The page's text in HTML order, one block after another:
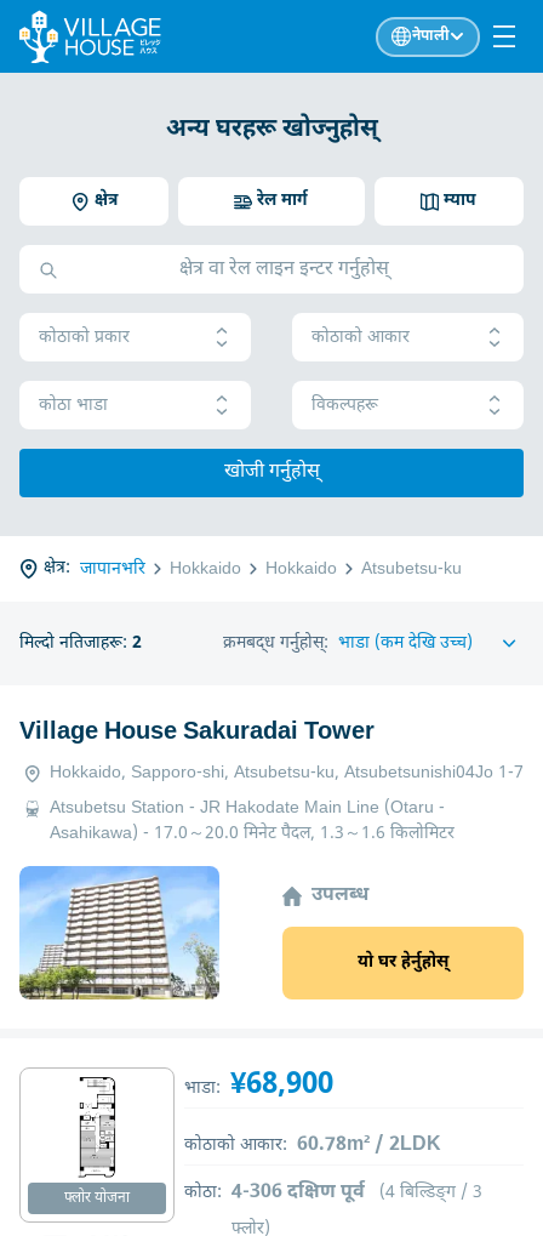
नेपाली
अन्य घरहरू खोज्नुहोस्
क्षेत्र म्याप
रेल मार्ग
कोठाको प्रकार कोठाको आकार
कोठा भाडा विकल्पहरू
खोजी गर्नुहोस्
क्षेत्र: जापानभरि Hokkaido Hokkaido Atsubetsu-ku
मिल्दो नतिजाहरू: 2 क्रमबद्ध गर्नुहोस्:
Village House Sakuradai Tower
Hokkaido, Sapporo-shi, Atsubetsu-ku, Atsubetsunishi04Jo 1-7
Atsubetsu Station - JR Hakodate Main Line (Otaru -
Asahikawa) - 17.0～20.0 मिनेट पैदल, 1.3～1.6 किलोमिटर
उपलब्ध
यो घर हेर्नुहोस्
फ्लोर योजना
भाडा: ¥68,900
कोठाको आकार: 60.78m² / 2LDK
कोठा: 4-306 दक्षिण पूर्व
(4 बिल्डिङ्ग / 3
फ्लोर)